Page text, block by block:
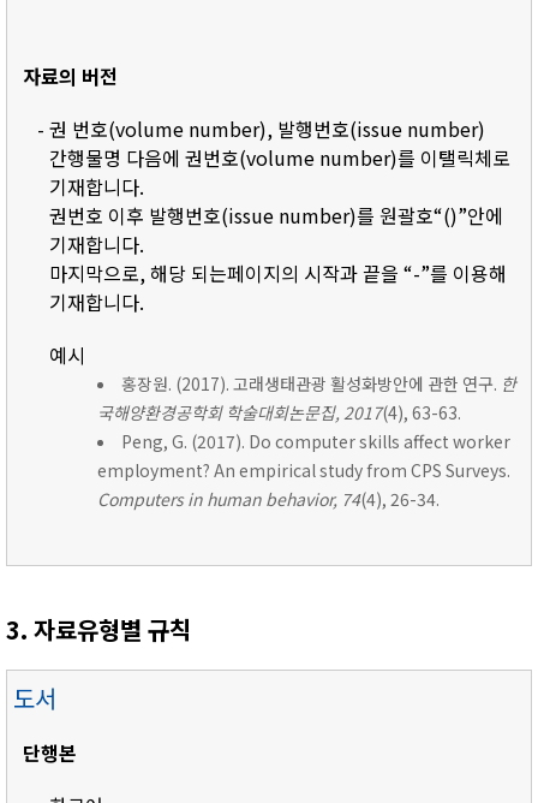
자료의 버전
- 권 번호(volume number), 발행번호(issue number)
간행물명 다음에 권번호(volume number)를 이탤릭체로
기재합니다.
권번호 이후 발행번호(issue number)를 원괄호“()”안에
기재합니다.
마지막으로, 해당 되는페이지의 시작과 끝을 “-”를 이용해
기재합니다.
예시
홍장원. (2017). 고래생태관광 활성화방안에 관한 연구. 한
국해양환경공학회 학술대회논문집, 2017(4), 63-63.
Peng, G. (2017). Do computer skills affect worker
employment? An empirical study from CPS Surveys.
Computers in human behavior, 74(4), 26-34.
3. 자료유형별 규칙
도서
단행본